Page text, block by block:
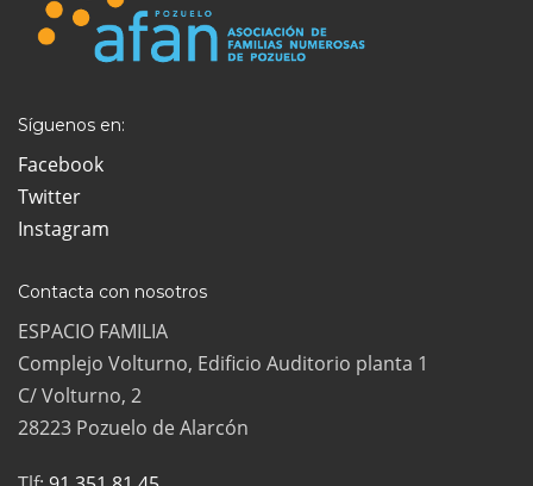
Síguenos en:
Facebook
Twitter
Instagram
Contacta con nosotros
ESPACIO FAMILIA
Complejo Volturno, Edificio Auditorio planta 1
C/ Volturno, 2
28223 Pozuelo de Alarcón